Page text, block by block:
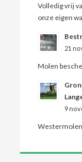
Volledig vrij
onze eigen
21
Molen
9